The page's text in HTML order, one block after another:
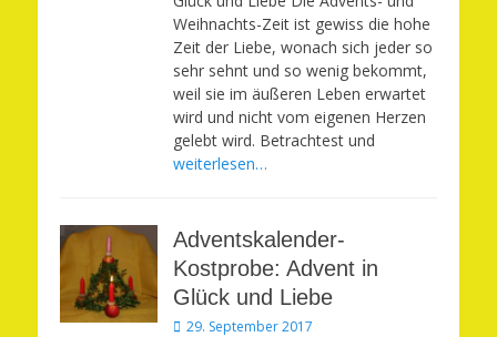
Weihnachts-Zeit ist gewiss die hohe
Zeit der Liebe, wonach sich jeder so
sehr sehnt und so wenig bekommt,
weil sie im äußeren Leben erwartet
wird und nicht vom eigenen Herzen
gelebt wird. Betrachtest und
weiterlesen…
Adventskalender-
Kostprobe: Advent in
Glück und Liebe
Veröffentlicht
29. September 2017